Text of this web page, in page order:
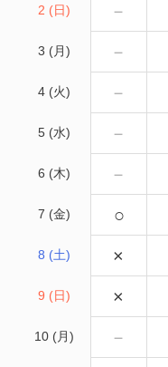
2 (日) －
3 (月) －
4 (火) －
5 (水) －
6 (木) －
7 (金) ○
8 (土) ×
9 (日) ×
10 (月) －